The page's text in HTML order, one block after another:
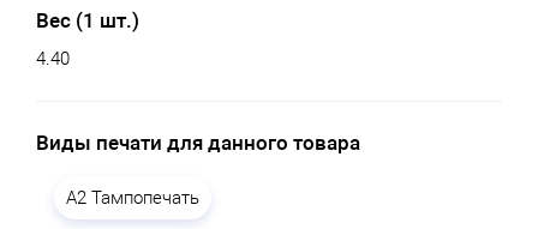
Вес (1 шт.)
4.40
Виды печати для данного товара
A2 Тампопечать